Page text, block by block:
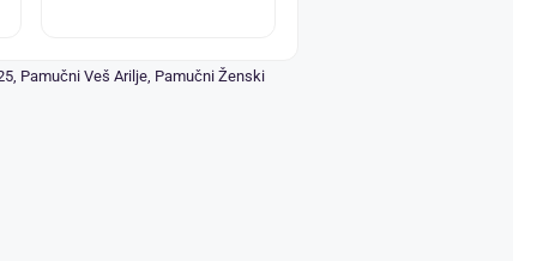
, Pamučni Veš Arilje, Pamučni Ženski